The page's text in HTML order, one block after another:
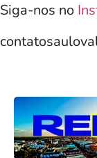
Siga-nos no